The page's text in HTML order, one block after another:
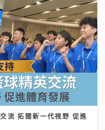
流 拓闊新一代視野 促進